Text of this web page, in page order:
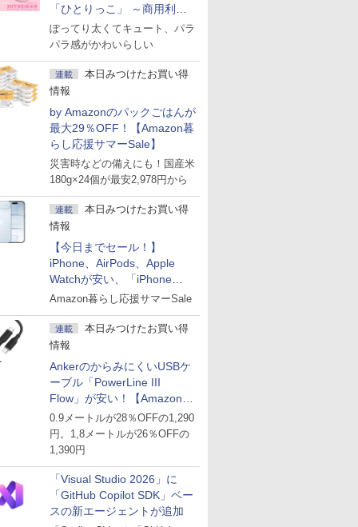
「ひとりっこ」 ～商用利用
OK
ぽってり太くてキュート、パラ
パラ感がかわいらしい
連載
本日みつけたお買い得
情報
by Amazonのパックごはんが
最大29％OFF！【Amazon暮
らし応援サマーSale】
災害時などの備えにも！国産米
180g×24個が最安2,978円から
連載
本日みつけたお買い得
情報
【今日までセール！】
iPhone、AirPods、Apple
Watchが安い、「iPhone
Air」256GB版が139,800円な
Amazon暮らし応援サマーSale
連載
本日みつけたお買い得
情報
AnkerのからみにくいUSBケ
ーブル「PowerLine III
Flow」が安い！【Amazon暮
らし応援サマーSale】
0.9メートルが28％OFFの1,290
円。1,8メートルが26％OFFの
1,390円
「Visual Studio 2026」に
「GitHub Copilot SDK」ベー
スの新エージェントが追加